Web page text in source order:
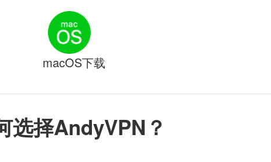
选择AndyVPN？
macOS下载